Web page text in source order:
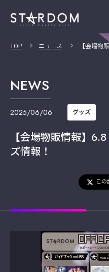
TOP ニュース 【会場物
NEWS
2025/06/06 グッズ
【会場物販情報】
ズ情報！
こ